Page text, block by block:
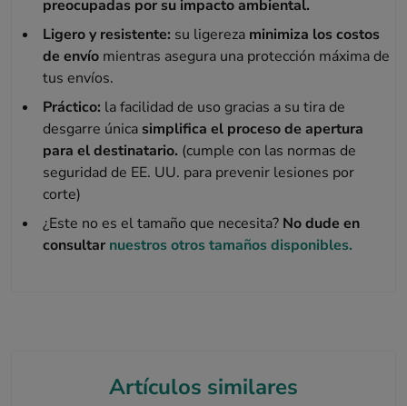
preocupadas por su impacto ambiental.
Ligero y resistente: su ligereza minimiza los costos
de envíomientras asegura una protección máxima de
tus envíos.
Práctico: la facilidad de uso gracias a su tira de
desgarre única simplifica el proceso de apertura
para el destinatario. (cumple con las normas de
seguridad de EE. UU. para prevenir lesiones por
corte)
¿Este no es el tamaño que necesita? No dude en
consultar nuestros otros tamaños disponibles.
Artículos similares